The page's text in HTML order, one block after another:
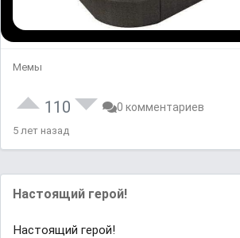
Мемы
110 0 комментариев
5 лет назад
Настоящий герой!
Настоящий герой!